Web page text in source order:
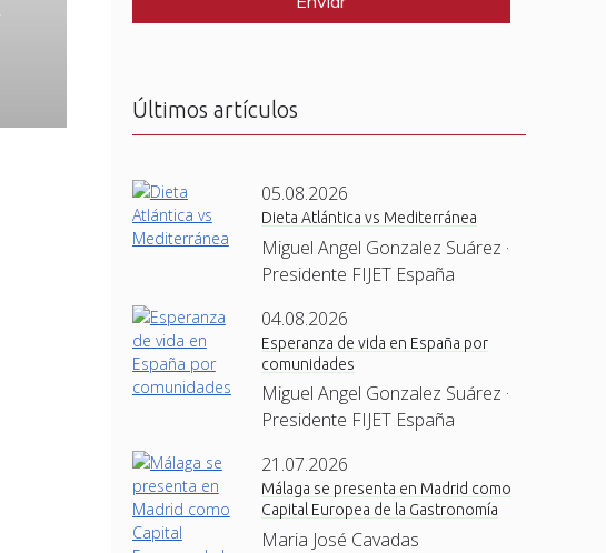
Últimos artículos
05.08.2026
Dieta Atlántica vs Mediterránea
Miguel Angel Gonzalez Suárez ·
Presidente FIJET España
04.08.2026
Esperanza de vida en España por
comunidades
Miguel Angel Gonzalez Suárez ·
Presidente FIJET España
21.07.2026
Málaga se presenta en Madrid como
Capital Europea de la Gastronomía
Maria José Cavadas